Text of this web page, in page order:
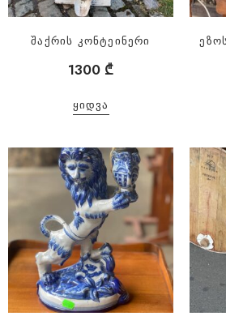
შაქრის კონტეინერი
1300 ₾
ᲧᲘᲓᲕᲐ